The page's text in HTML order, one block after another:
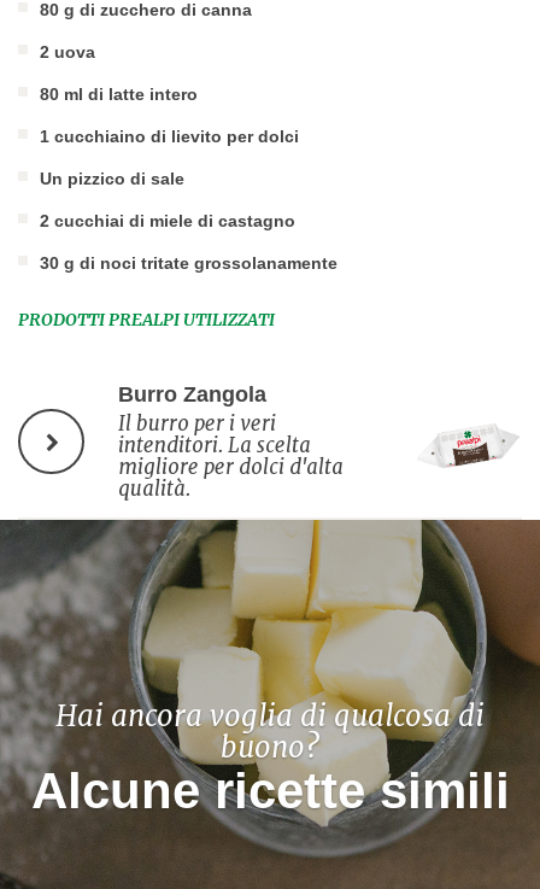
80 g di zucchero di canna
2 uova
80 ml di latte intero
1 cucchiaino di lievito per dolci
Un pizzico di sale
2 cucchiai di miele di castagno
30 g di noci tritate grossolanamente
PRODOTTI PREALPI UTILIZZATI
Burro Zangola
Il burro per i veri
intenditori. La scelta
migliore per dolci d'alta
qualità.
Hai ancora voglia di qualcosa di
buono?
Alcune ricette simili